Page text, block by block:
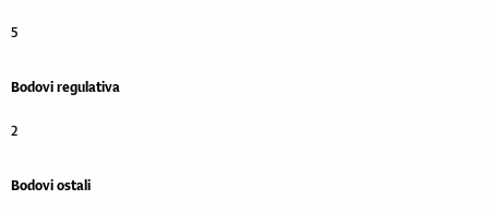
5
Bodovi regulativa
2
Bodovi ostali